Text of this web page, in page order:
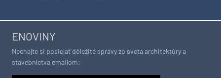
ENOVINY
Nechajte si posielať dôležité správy zo sveta architektúry a
stavebníctva emailom: